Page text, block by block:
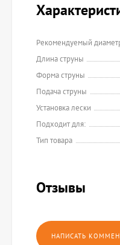
Рекомендуемый
Длина струны
Форма струны
Подача струны
Установка лески
Подходит для:
Тип товара
Отзывы